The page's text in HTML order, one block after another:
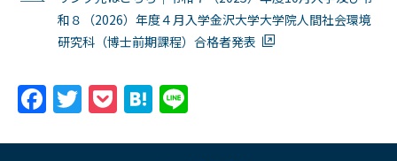
和８（2026）年度４月入学金沢大学大学院人間社会環境
研究科（博士前期課程）合格者発表
F T P H